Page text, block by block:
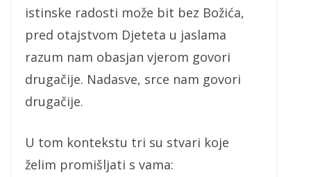
istinske radosti može bit bez Božića,
pred otajstvom Djeteta u jaslama
razum nam obasjan vjerom govori
drugačije. Nadasve, srce nam govori
drugačije.
U tom kontekstu tri su stvari koje
želim promišljati s vama: